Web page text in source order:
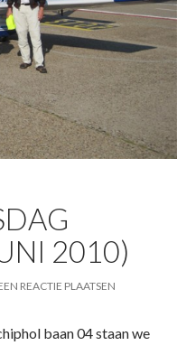
2010)
REACTIE PLAATSEN
baan 04 staan we